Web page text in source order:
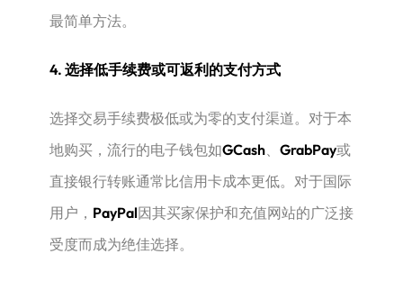
最简单方法。
4. 选择低手续费或可返利的支付方式
选择交易手续费极低或为零的支付渠道。对于本
地购买，流行的电子钱包如GCash、 GrabPay或
直接银行转账通常比信用卡成本更低。对于国际
用户， PayPal因其买家保护和充值网站的广泛接
受度而成为绝佳选择。